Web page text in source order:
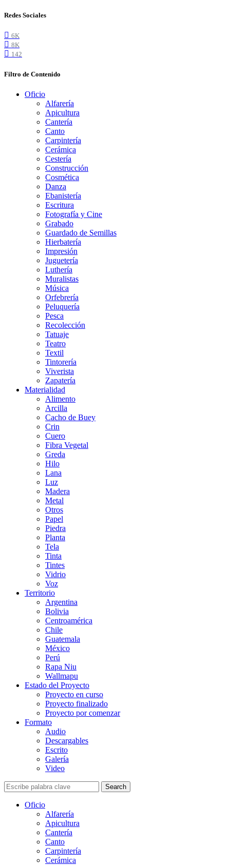
Redes Sociales
6K
8K
142
Filtro de Contenido
Oficio
Alfarería
Apicultura
Cantería
Canto
Carpintería
Cerámica
Cestería
Construcción
Cosmética
Danza
Ebanistería
Escritura
Fotografía y Cine
Grabado
Guardado de Semillas
Hierbatería
Impresión
Juguetería
Luthería
Muralistas
Música
Orfebrería
Peluquería
Pesca
Recolección
Tatuaje
Teatro
Textil
Tintorería
Viverista
Zapatería
Materialidad
Alimento
Arcilla
Cacho de Buey
Crin
Cuero
Fibra Vegetal
Greda
Hilo
Lana
Luz
Madera
Metal
Otros
Papel
Piedra
Planta
Tela
Tinta
Tintes
Vidrio
Voz
Territorio
Argentina
Bolivia
Centroamérica
Chile
Guatemala
México
Perú
Rapa Niu
Wallmapu
Estado del Proyecto
Proyecto en curso
Proyecto finalizado
Proyecto por comenzar
Formato
Audio
Descargables
Escrito
Galería
Video
Search
Oficio
Alfarería
Apicultura
Cantería
Canto
Carpintería
Cerámica